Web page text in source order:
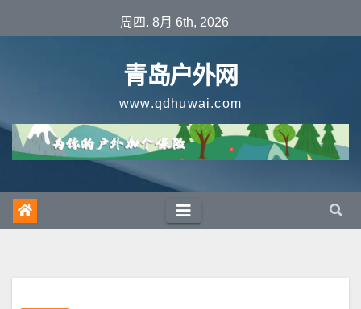
至
周四. 8月 6th, 2026
青岛户外网
www.qdhuwai.com